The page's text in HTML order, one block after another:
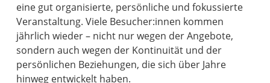
eine gut organisierte, persönliche und fokussierte
Veranstaltung. Viele Besucher:innen kommen
jährlich wieder – nicht nur wegen der Angebote,
sondern auch wegen der Kontinuität und der
persönlichen Beziehungen, die sich über Jahre
hinweg entwickelt haben.